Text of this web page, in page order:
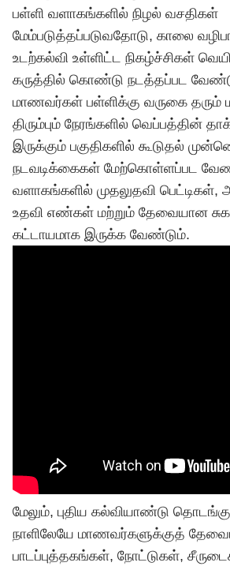
பள்ளி வளாகங்களில் நிழல் வசதிகள்
மேம்படுத்தப்படுவதோடு, காலை
உடற்கல்வி உள்ளிட்ட நிகழ்ச்சிகள்
கருத்தில் கொண்டு நடத்தப்பட
மாணவர்கள் பள்ளிக்கு வருகை தரும்
திரும்பும் நேரங்களில் வெப்பத்தின்
இருக்கும் பகுதிகளில் கூடுதல்
நடவடிக்கைகள் மேற்கொள்ளப்பட
வளாகங்களில் முதலுதவி பெட்டிகள்,
உதவி எண்கள் மற்றும் தேவையான
கட்டாயமாக இருக்க வேண்டும்.
மேலும், புதிய கல்வியாண்டு
நாளிலேயே மாணவர்களுக்குத்
பாடப்புத்தகங்கள், நோட்டுகள்,